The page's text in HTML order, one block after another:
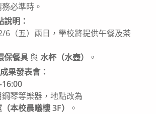
必準時。
明：
6（五）兩日，學校將提供午餐及茶
保餐具與水杯（水壺）
。
果發表會：
琴等樂器，地點改為
本校晨㬢樓 3F）
。